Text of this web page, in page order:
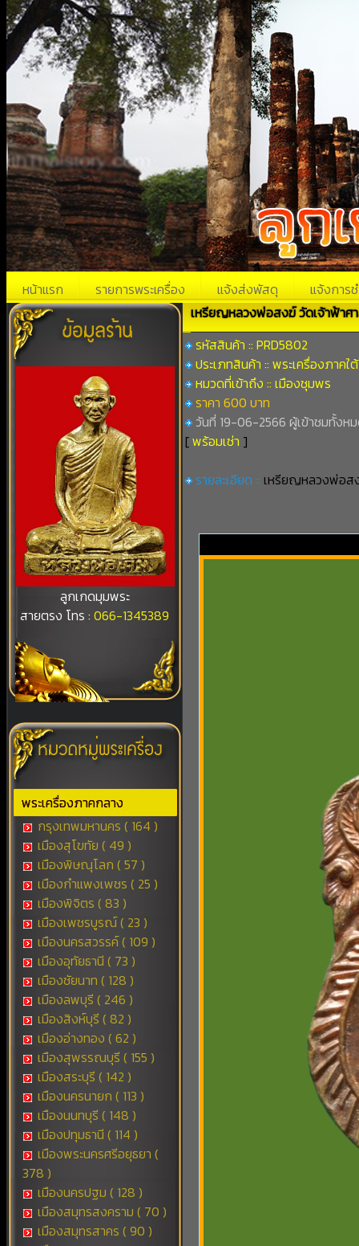
หน้าแรก รายการพระเครื่อง แจ้งส่งพัสดุ แจ้งการช
ลูกเกดมุมพระ
สายตรง โทร :066-1345389
พระเครื่องภาคกลาง
กรุงเทพมหานคร ( 164 )
เมืองสุโขทัย ( 49 )
เมืองพิษณุโลก ( 57 )
เมืองกำแพงเพชร ( 25 )
เมืองพิจิตร ( 83 )
เมืองเพชรบูรณ์ ( 23 )
เมืองนครสวรรค์ ( 109 )
เมืองอุทัยธานี ( 73 )
เมืองชัยนาท ( 128 )
เมืองลพบุรี ( 246 )
เมืองสิงห์บุรี ( 82 )
เมืองอ่างทอง ( 62 )
เมืองสุพรรณบุรี ( 155 )
เมืองสระบุรี ( 142 )
เมืองนครนายก ( 113 )
เมืองนนทบุรี ( 148 )
เมืองปทุมธานี ( 114 )
เมืองพระนครศรีอยุธยา (
378 )
เมืองนครปฐม ( 128 )
เมืองสมุทรสงคราม ( 70 )
เมืองสมุทรสาคร ( 90 )
เหรียญหลวงพ่อสงฆ์ วัดเจ้าฟ้าศ
รหัสสินค้า :: PRD5802
ประเภทสินค้า :: พระเครื่องภาคใต้
หมวดที่เข้าถึง :: เมืองชุมพร
ราคา 600 บาท
วันที่ 19-06-2566 ผู้เข้าชมทั้งห
[พร้อมเช่า ]
รายละเอียด :: เหรียญหลวงพ่อส